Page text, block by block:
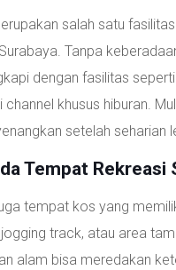
salah satu
Tanpa
dengan fasilitas
channel khusus hiburan.
setelah seharian
Tempat Rekreasi
tempat kos yang
track, atau area
alam bisa meredakan